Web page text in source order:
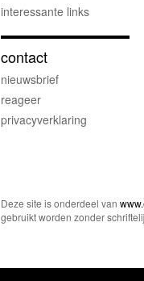
interessante links
contact
nieuwsbrief
reageer
privacyverklaring
Deze site is onderdeel van
gebruikt worden zonder